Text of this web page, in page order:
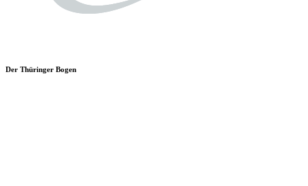
Der Thüringer Bogen